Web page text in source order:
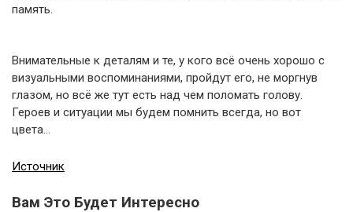
память.
Внимательные к деталям и те, у кого всё очень хорошо с
визуальными воспоминаниями, пройдут его, не моргнув
глазом, но всё же тут есть над чем поломать голову.
Героев и ситуации мы будем помнить всегда, но вот
цвета…
Источник
Вам Это Будет Интересно